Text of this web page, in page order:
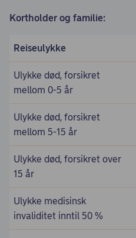
Kortholder og familie:
Reiseulykke
Ulykke død, forsikret
mellom 0-5 år
Ulykke død, forsikret
mellom 5-15 år
Ulykke død, forsikret over
15 år
Ulykke medisinsk
invaliditet inntil 50 %